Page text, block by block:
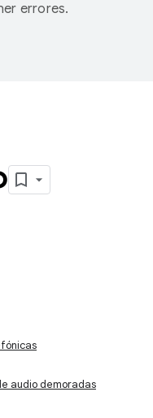
errores.
audio demoradas